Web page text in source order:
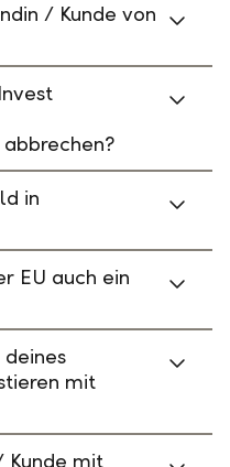
/ Kunde von
in
EU auch ein
mit
Kunde mit